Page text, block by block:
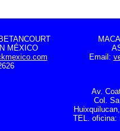
MÉXICO
Email:
Av.
Col.
TEL. oficina: